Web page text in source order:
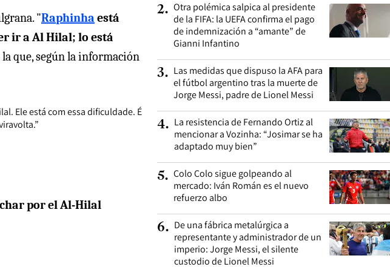
"Raphinha está
ir a Al Hilal; lo está
la que, según la información
Ele está com essa dificuldade. É
por el Al-Hilal
2. Otra polémica salpica al presidente
de la FIFA: la UEFA confirma el pago
de indemnización a “amante” de
Gianni Infantino
3. Las medidas que dispuso la AFA para
el fútbol argentino tras la muerte de
Jorge Messi, padre de Lionel Messi
4. La resistencia de Fernando Ortiz al
mencionar a Vozinha: “Josimar se ha
adaptado muy bien”
5. Colo Colo sigue golpeando al
mercado: Iván Román es el nuevo
refuerzo albo
6. De una fábrica metalúrgica a
representante y administrador de un
imperio: Jorge Messi, el silente
custodio de Lionel Messi